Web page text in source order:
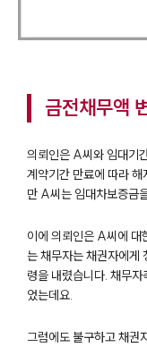
금전채무액
의뢰인은 A씨와 임대기
계약기간 만료에 따라
만 A씨는 임대차보증금
이에 의뢰인은 A씨에 대
는 채무자는 채권자에게
령을 내렸습니다. 채무
었는데요.
그럼에도 불구하고 채권